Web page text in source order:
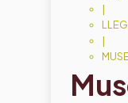
|
|